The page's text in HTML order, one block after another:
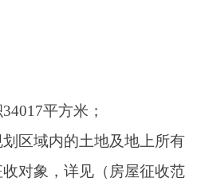
绘评估认定结果为
城市总体规划；
房屋征收与补偿条
施<国有土地上房屋
图什市人民政府相关